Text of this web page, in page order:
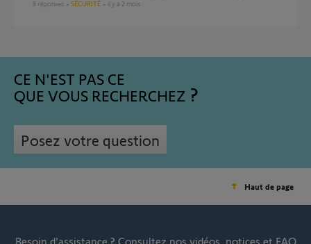
8 réponses SÉCURITÉ il y a 2 mois
CE N'EST PAS CE
QUE VOUS RECHERCHEZ
Posez votre question
Haut de page
Besoin d’assistance ? Consultez nos vidéos, notices et FAQ